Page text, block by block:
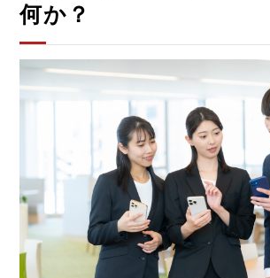
何か？